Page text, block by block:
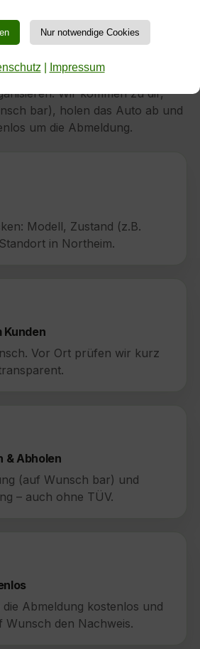
Northeim
Wir kommen zu dir,
bar), holen das Auto ab und
um die Abmeldung.
Modell, Zustand (z.B.
in Northeim.
Kunden
Vor Ort prüfen wir kurz
& Abholen
(auf Wunsch bar) und
– auch ohne TÜV.
Abmeldung kostenlos und
Wunsch den Nachweis.
Nur notwendige Cookies
Impressum